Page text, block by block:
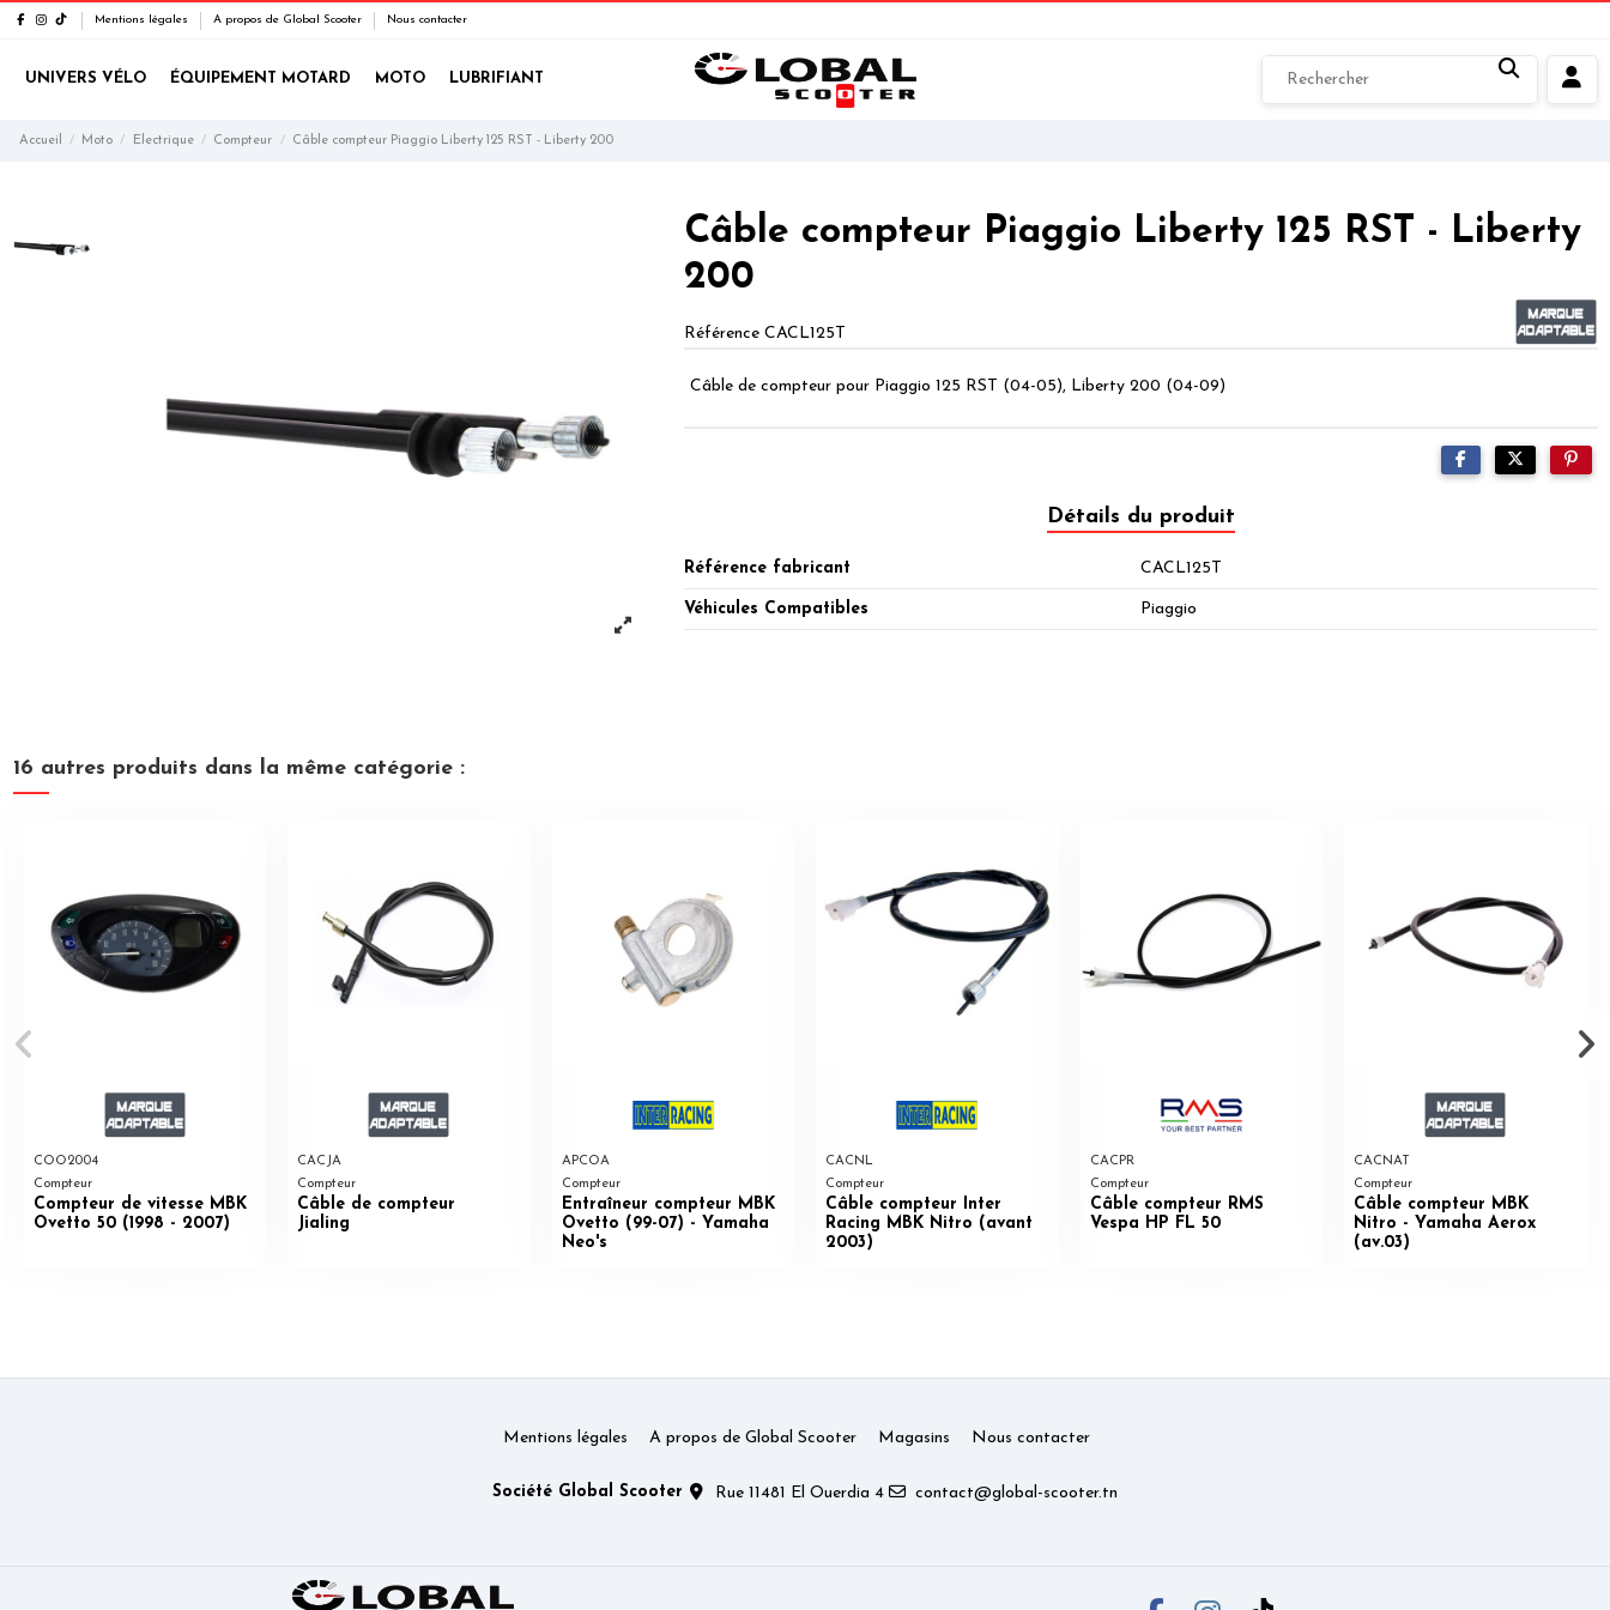
Mentions légales A propos de Global Scooter Nous contacter
UNIVERS VÉLO ÉQUIPEMENT MOTARD MOTO LUBRIFIANT
Accueil Moto Electrique Compteur Câble compteur Piaggio Liberty 125 RST - Liberty 200
Câble compteur Piaggio Liberty 125 RST - Liberty
200
Référence CACL125T
Câble de compteur pour Piaggio 125 RST (04-05), Liberty 200 (04-09)
Détails du produit
Référence fabricant CACL125T
Véhicules Compatibles Piaggio
16 autres produits dans la même catégorie :
COO2004
Compteur
Compteur de vitesse MBK
Ovetto 50 (1998 - 2007)
CACJA
Compteur
Câble de compteur
Jialing
APCOA
Compteur
Entraîneur compteur MBK
Ovetto (99-07) - Yamaha
Neo's
CACNL
Compteur
Câble compteur Inter
Racing MBK Nitro (avant
2003)
CACPR
Compteur
Câble compteur RMS
Vespa HP FL 50
CACNAT
Compteur
Câble compteur MBK
Nitro - Yamaha Aerox
(av.03)
Mentions légales A propos de Global Scooter Magasins Nous contacter
Société Global Scooter Rue 11481 El Ouerdia 4 contact@global-scooter.tn